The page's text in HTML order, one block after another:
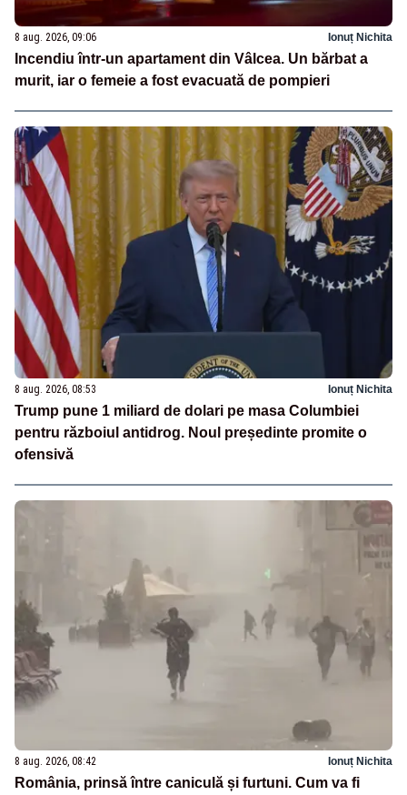
8 aug. 2026, 09:06 Ionuț Nichita
Incendiu într-un apartament din Vâlcea. Un bărbat a
murit, iar o femeie a fost evacuată de pompieri
8 aug. 2026, 08:53 Ionuț Nichita
Trump pune 1 miliard de dolari pe masa Columbiei
pentru războiul antidrog. Noul președinte promite o
ofensivă
8 aug. 2026, 08:42 Ionuț Nichita
România, prinsă între caniculă și furtuni. Cum va fi